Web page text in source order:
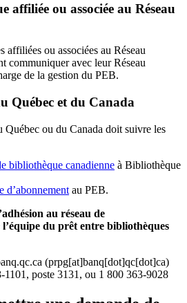
affiliée ou associée au Réseau
ou associées au Réseau
avec leur Réseau
de la gestion du PEB.
Québec et du Canada
Québec ou du Canada doit suivre les
bibliothèque canadienne à Bibliothèque
d’abonnement au PEB.
au réseau de
du prêt entre bibliothèques
(prpg[at]banq[dot]qc[dot]ca)
1101, poste 3131, ou 1 800 363-9028